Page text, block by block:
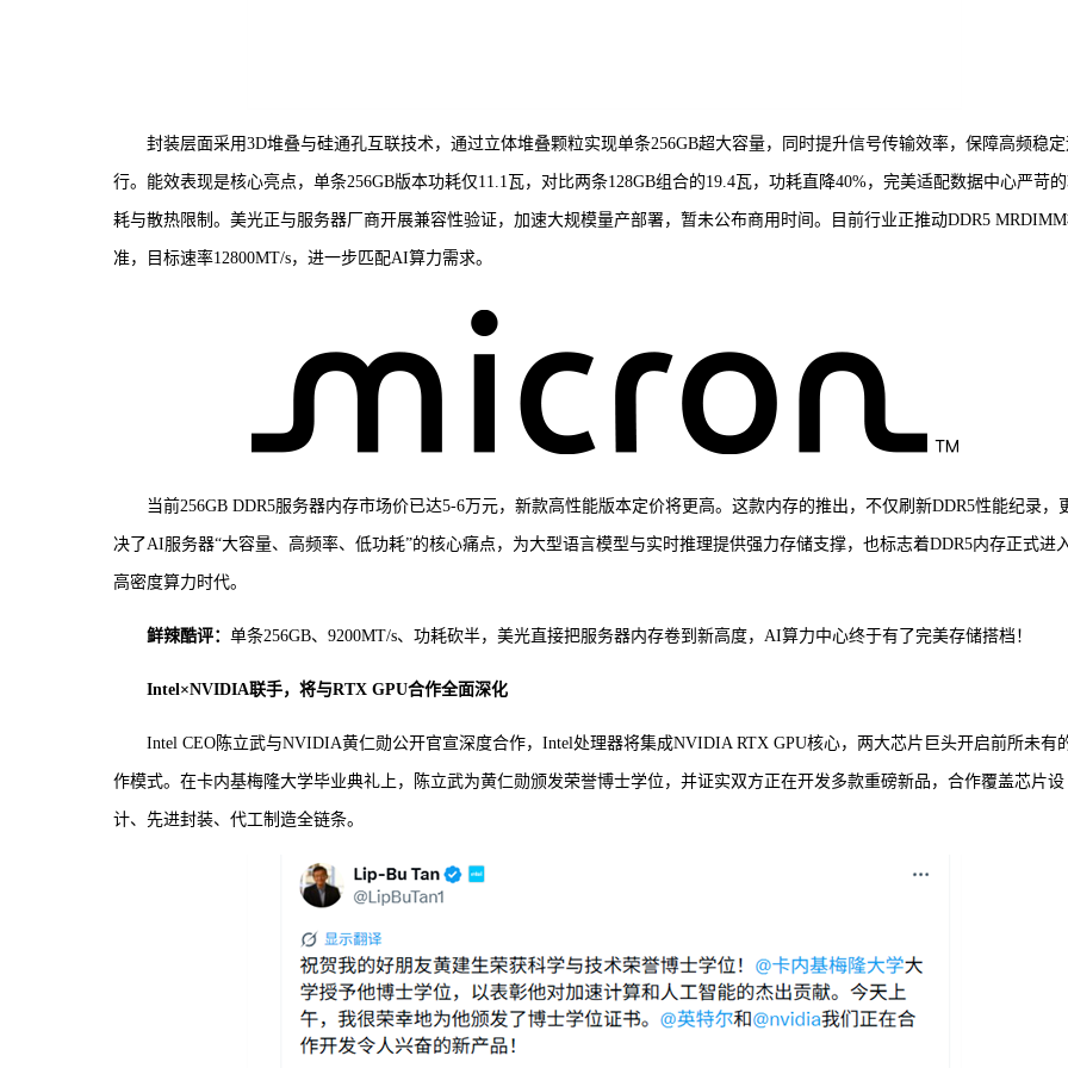
封装层面采用3D堆叠与硅通孔互联技术，通过立体堆叠颗粒实现单条256GB超大容量，同时提升信号传输效率，保障高频稳
行。能效表现是核心亮点，单条256GB版本功耗仅11.1瓦，对比两条128GB组合的19.4瓦，功耗直降40%，完美适配数据中心严苛
耗与散热限制。美光正与服务器厂商开展兼容性验证，加速大规模量产部署，暂未公布商用时间。目前行业正推动DDR5
准，目标速率12800MT/s，进一步匹配AI算力需求。
当前256GB DDR5服务器内存市场价已达5-6万元，新款高性能版本定价将更高。这款内存的推出，不仅刷新DDR5性能纪录，
决了AI服务器“大容量、高频率、低功耗”的核心痛点，为大型语言模型与实时推理提供强力存储支撑，也标志着DDR5内存正式进
高密度算力时代。
鲜辣酷评： 单条256GB、9200MT/s、功耗砍半，美光直接把服务器内存卷到新高度，AI算力中心终于有了完美存储搭档！
Intel×NVIDIA联手，将与RTX GPU合作全面深化
Intel CEO陈立武与NVIDIA黄仁勋公开官宣深度合作，Intel处理器将集成NVIDIA RTX GPU核心，两大芯片巨头开启前所未有
作模式。在卡内基梅隆大学毕业典礼上，陈立武为黄仁勋颁发荣誉博士学位，并证实双方正在开发多款重磅新品，合作覆盖芯片设
计、先进封装、代工制造全链条。